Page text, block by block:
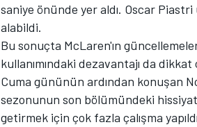
saniye önünde yer aldı. Oscar Piastri
alabildi.
Bu sonuçta McLaren'ın
kullanımındaki dezavantajı da dikkat
Cuma gününün ardından konuşan
sezonunun son bölümündeki
getirmek için çok fazla çalışma